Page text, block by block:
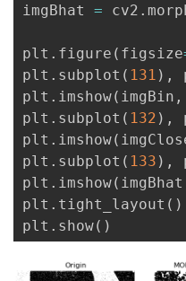
imgBhat = cv2 .
plt . figure ( figsize
plt . subplot ( 131 ) ,
plt . imshow( imgBin ,
plt . subplot ( 132 ) ,
plt . imshow(
plt . subplot ( 133 ) ,
plt . imshow( imgBhat
plt . tight_layout ( )
plt . show( )